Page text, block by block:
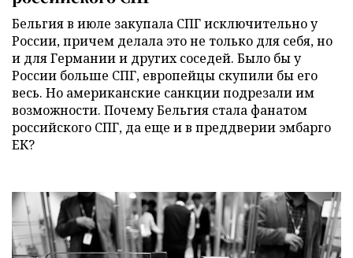
Бельгия в июле закупала СПГ исключительно у
России, причем делала это не только для себя, но
и для Германии и других соседей. Было бы у
России больше СПГ, европейцы скупили бы его
весь. Но американские санкции подрезали им
возможности. Почему Бельгия стала фанатом
российского СПГ, да еще и в преддверии эмбарго
ЕК?